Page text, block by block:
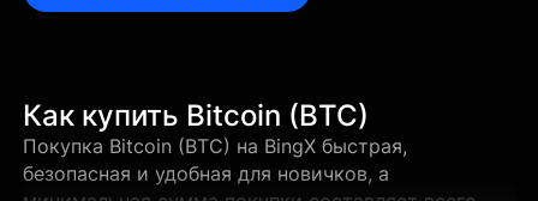
Как купить Bitcoin (BTC)
Покупка Bitcoin (BTC) на BingX быстрая,
безопасная и удобная для новичков, а